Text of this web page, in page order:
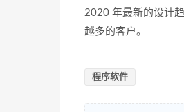
2020 年最新的设计
越多的客户。
程序软件